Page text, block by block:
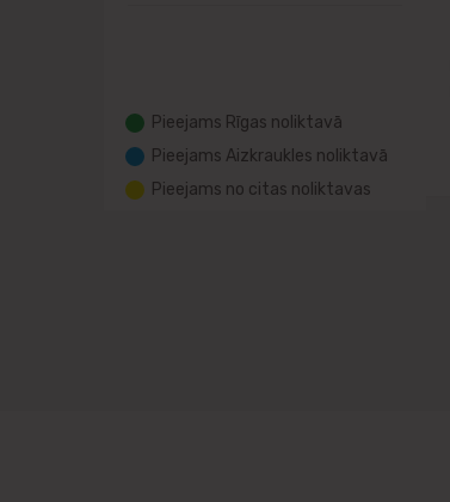
Pieejams Rīgas noliktavā
Pieejams Aizkraukles noliktavā
Pieejams no citas noliktavas